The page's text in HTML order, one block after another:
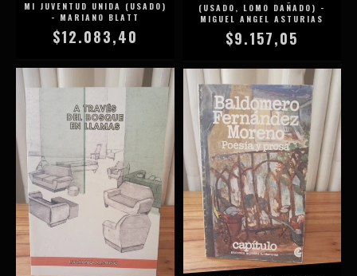
MI JUVENTUD UNIDA (USADO)
- MARIANO BLATT
$12.083,40
(USADO, LOMO DAÑADO) -
MIGUEL ANGEL ASTURIAS
$9.157,05